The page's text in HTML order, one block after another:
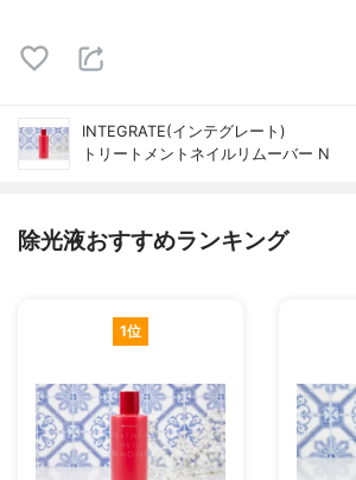
INTEGRATE(インテグレート)
トリートメントネイルリムーバー N
除光液おすすめランキング
1位